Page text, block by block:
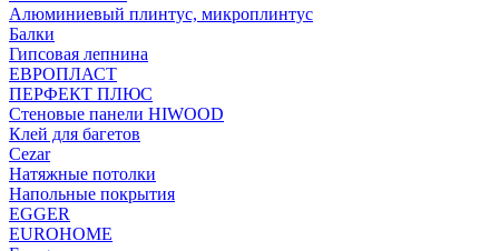
Алюминиевый плинтус, микроплинтус
Балки
Гипсовая лепнина
ЕВРОПЛАСТ
ПЕРФЕКТ ПЛЮС
Стеновые панели HIWOOD
Клей для багетов
Cezar
Натяжные потолки
Напольные покрытия
EGGER
EUROHOME